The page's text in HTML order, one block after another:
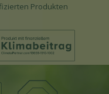
Produkten